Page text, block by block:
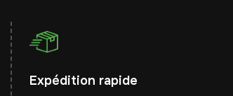
Expédition rapide